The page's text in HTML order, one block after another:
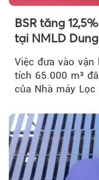
BSR tăng
tại NMLD
Việc đưa vào
tích 65.000 m³
của Nhà máy